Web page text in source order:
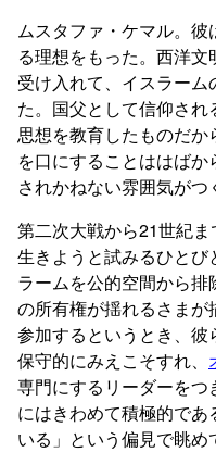
ムスタファ・ケマル。
る理想をもった。西洋
受け入れて、イスラー
た。国父として信仰さ
思想を教育したものだ
を口にすることははば
されかねない雰囲気がつ
第二次大戦から21世紀
生きようと試みるひと
ラームを公的空間から
の所有権が揺れるさま
参加するというとき、
保守的にみえこそすれ、
専門にするリーダーを
にはきわめて積極的で
いる」という偏見で眺め